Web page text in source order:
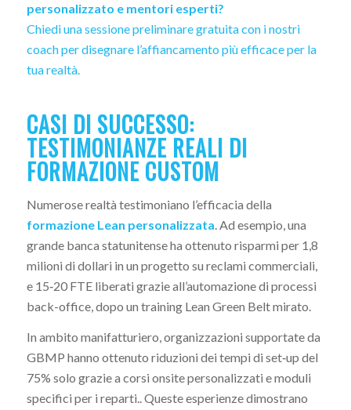
personalizzato e mentori esperti?
Chiedi una sessione preliminare gratuita con i nostri
coach per disegnare l’affiancamento più efficace per la
tua realtà.
CASI DI SUCCESSO:
TESTIMONIANZE REALI DI
FORMAZIONE CUSTOM
Numerose realtà testimoniano l’efficacia della
formazione Lean personalizzata. Ad esempio, una
grande banca statunitense ha ottenuto risparmi per 1,8
milioni di dollari in un progetto su reclami commerciali,
e 15‑20 FTE liberati grazie all’automazione di processi
back-office, dopo un training Lean Green Belt mirato.
In ambito manifatturiero, organizzazioni supportate da
GBMP hanno ottenuto riduzioni dei tempi di set‑up del
75% solo grazie a corsi onsite personalizzati e moduli
specifici per i reparti.. Queste esperienze dimostrano